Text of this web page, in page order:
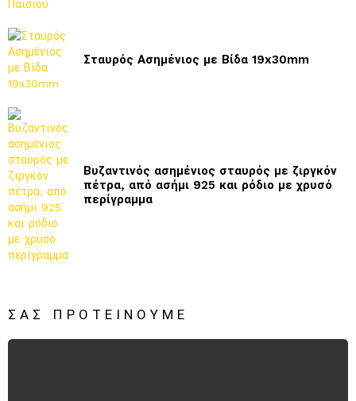
Σταυρός Ασημένιος με Βίδα 19x30mm
Βυζαντινός ασημένιος σταυρός με ζιργκόν
πέτρα, από ασήμι 925 και ρόδιο με χρυσό
περίγραμμα
ΣΑΣ ΠΡΟΤΕΊΝΟΥΜΕ